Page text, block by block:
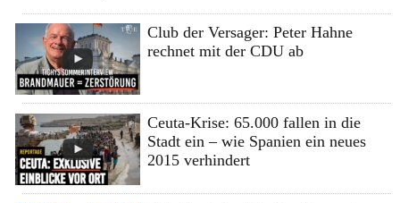
Club der Versager: Peter Hahne
rechnet mit der CDU ab
Ceuta-Krise: 65.000 fallen in die
Stadt ein – wie Spanien ein neues
2015 verhindert